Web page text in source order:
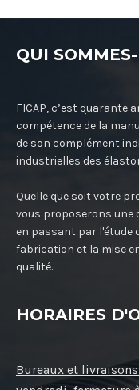
QUI
FICAP, c’est quarante
compétence de la
de son complément
industrielles des
Quelle que soit votre
vous proposerons une
en passant par l'étude
fabrication et la mise
qualité.
HORAIRES
Bureaux et